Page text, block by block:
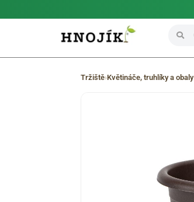
Tržiště›Květináče, truhlíky a obaly